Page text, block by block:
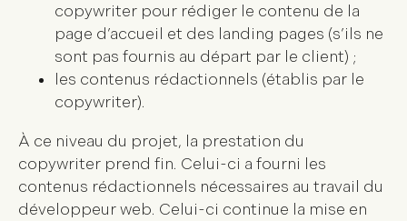
copywriter pour rédiger le contenu de la
page d’accueil et des landing pages (s’ils ne
sont pas fournis au départ par le client) ;
les contenus rédactionnels (établis par le
copywriter).
À ce niveau du projet, la prestation du
copywriter prend fin. Celui-ci a fourni les
contenus rédactionnels nécessaires au travail du
développeur web. Celui-ci continue la mise en